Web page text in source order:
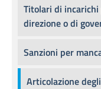
Titolari di
direzione o di
Sanzioni per
Articolazione